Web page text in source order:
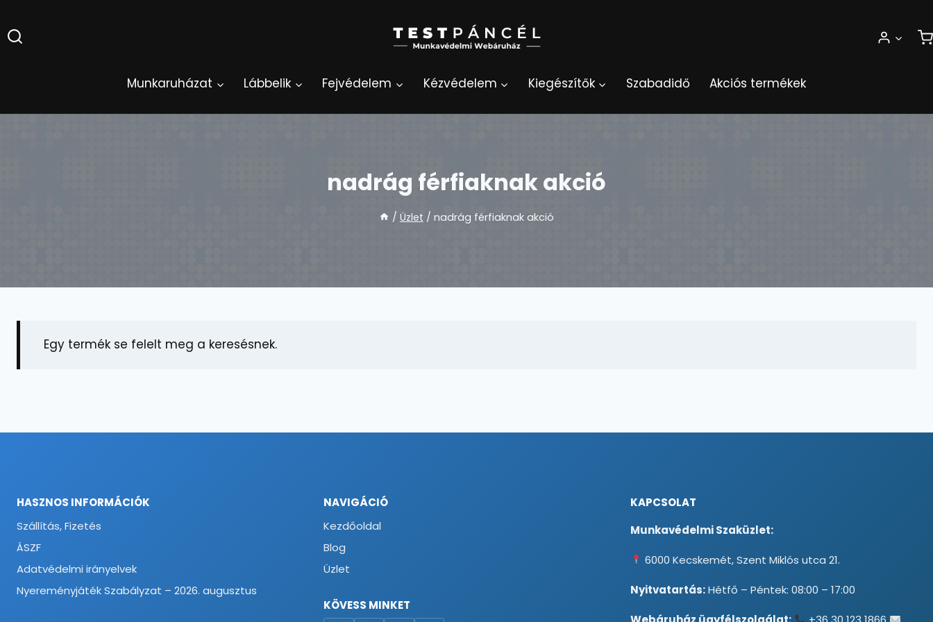
to
content
Munkaruházat Lábbelik Fejvédelem Kézvédelem Kiegészítők Szabadidő Akciós termékek
nadrág férfiaknak akció
/ Üzlet / nadrág férfiaknak akció
Egy termék se felelt meg a keresésnek.
HASZNOS INFORMÁCIÓK
Szállítás, Fizetés
ÁSZF
Adatvédelmi irányelvek
Nyereményjáték Szabályzat – 2026. augusztus
NAVIGÁCIÓ
Kezdőoldal
Blog
Üzlet
KÖVESS MINKET
KAPCSOLAT
Munkavédelmi Szaküzlet:
6000 Kecskemét, Szent Miklós utca 21.
Nyitvatartás:Hétfő – Péntek: 08:00 – 17:00